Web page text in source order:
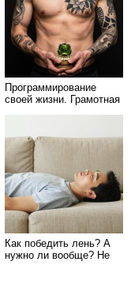
Программирование
своей жизни. Грамотная
Как победить лень? А
нужно ли вообще? Не